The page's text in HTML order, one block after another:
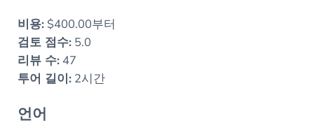
비용:$400.00부터
검토 점수:5.0
리뷰 수:47
투어 길이:2시간
언어